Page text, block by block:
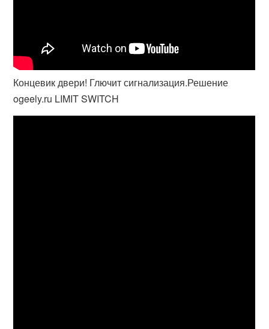
Концевик двери! Глючит сигнализация.Решение
ogeely.ru LIMIT SWITCH